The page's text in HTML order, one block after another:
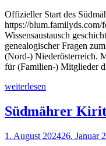
Offizieller Start des
https://blum.familyds.com/
Wissensaustausch
genealogischer Fragen
(Nord-) Niederösterreich.
für (Familien-) Mitglieder
weiterlesen
Südmährer
1. August 202426. Januar